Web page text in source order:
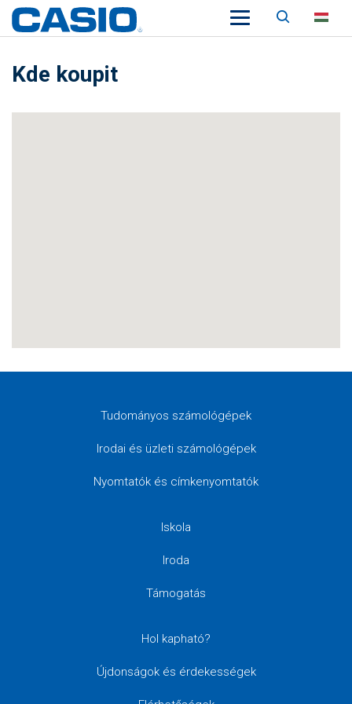
Keresés
Kde koupit
Tudományos számológépek
Irodai és üzleti számológépek
Nyomtatók és címkenyomtatók
Iskola
Iroda
Támogatás
Hol kapható?
Újdonságok és érdekességek